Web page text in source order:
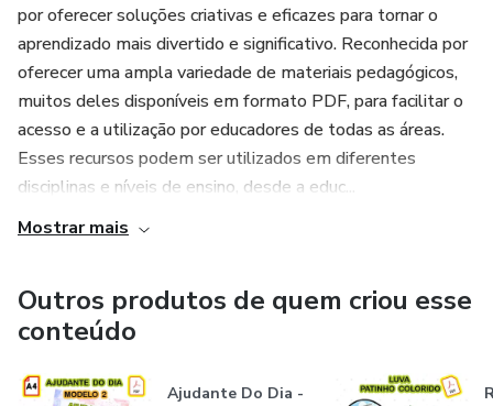
Vogais
Números (1 a 10)
por oferecer soluções criativas e eficazes para tornar o
aprendizado mais divertido e significativo. Reconhecida por
oferecer uma ampla variedade de materiais pedagógicos,
muitos deles disponíveis em formato PDF, para facilitar o
acesso e a utilização por educadores de todas as áreas.
Esses recursos podem ser utilizados em diferentes
disciplinas e níveis de ensino, desde a educ...
Mostrar mais
Outros produtos de quem criou esse
conteúdo
Ajudante Do Dia -